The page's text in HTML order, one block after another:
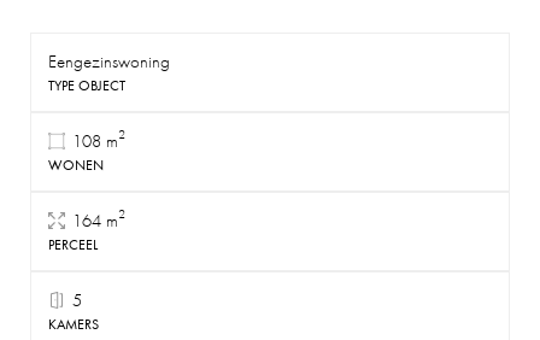
Eengezinswoning
TYPE OBJECT
108 m2
WONEN
164 m2
PERCEEL
5
KAMERS